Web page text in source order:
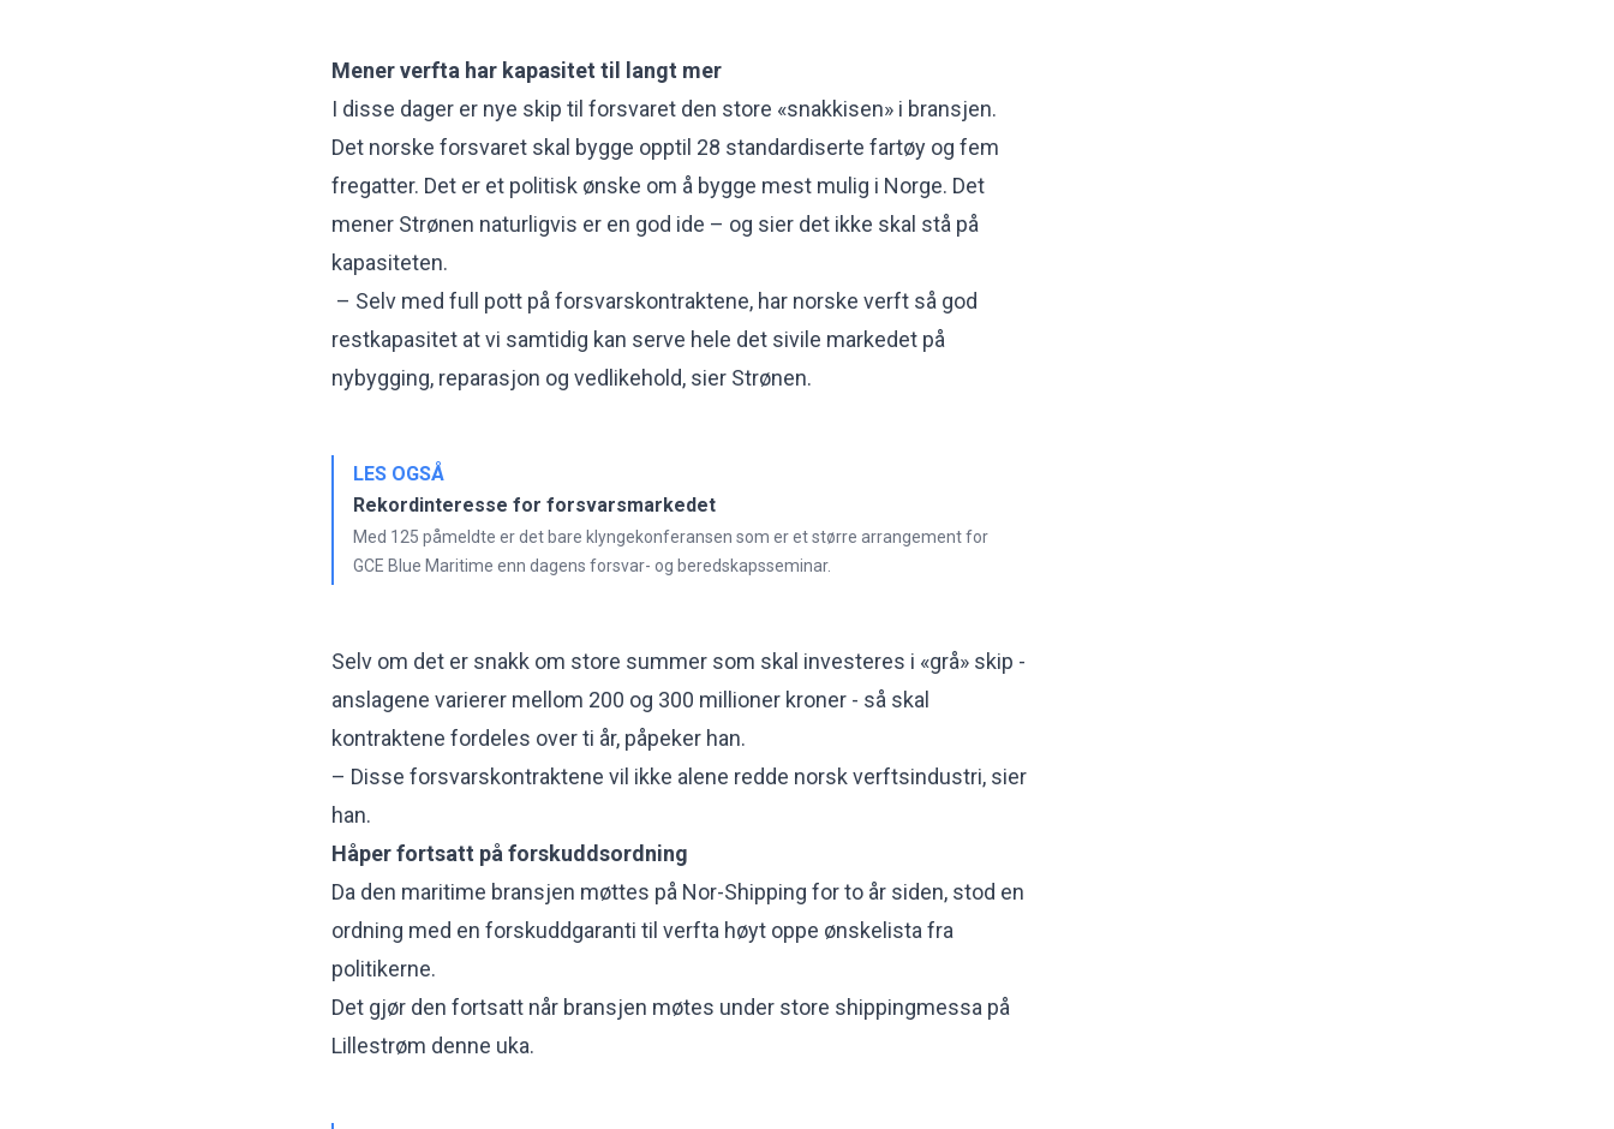
Mener verfta har kapasitet til langt mer
I disse dager er nye skip til forsvaret den store «snakkisen» i bransjen.
Det norske forsvaret skal bygge opptil 28 standardiserte fartøy og fem
fregatter. Det er et politisk ønske om å bygge mest mulig i Norge. Det
mener Strønen naturligvis er en god ide – og sier det ikke skal stå på
kapasiteten.
– Selv med full pott på forsvarskontraktene, har norske verft så god
restkapasitet at vi samtidig kan serve hele det sivile markedet på
nybygging, reparasjon og vedlikehold, sier Strønen.
LES OGSÅ
Rekordinteresse for forsvarsmarkedet
Med 125 påmeldte er det bare klyngekonferansen som er et større arrangement for
GCE Blue Maritime enn dagens forsvar- og beredskapsseminar.
Selv om det er snakk om store summer som skal investeres i «grå» skip -
anslagene varierer mellom 200 og 300 millioner kroner - så skal
kontraktene fordeles over ti år, påpeker han.
– Disse forsvarskontraktene vil ikke alene redde norsk verftsindustri, sier
han.
Håper fortsatt på forskuddsordning
Da den maritime bransjen møttes på Nor-Shipping for to år siden, stod en
ordning med en forskuddgaranti til verfta høyt oppe ønskelista fra
politikerne.
Det gjør den fortsatt når bransjen møtes under store shippingmessa på
Lillestrøm denne uka.